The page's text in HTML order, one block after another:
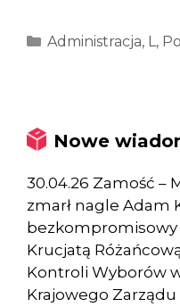
Kategorie
Administracja, L,
Nowe
30.04.26 Zamość –
zmarł nagle Adam
Krucjatą
Kontroli Wyborów
Krajowego Zarządu